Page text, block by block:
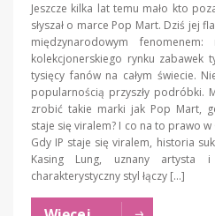
Jeszcze kilka lat temu mało kto
słyszał o marce Pop Mart. Dziś jej
międzynarodowym fenomenem:
kolekcjonerskiego rynku zabawek
tysięcy fanów na całym świecie.
popularnością przyszły podróbki.
zrobić takie marki jak Pop Mart,
staje się viralem? I co na to prawo w
Gdy IP staje się viralem, historia
Kasing Lung, uznany artysta
charakterystyczny styl łączy […]